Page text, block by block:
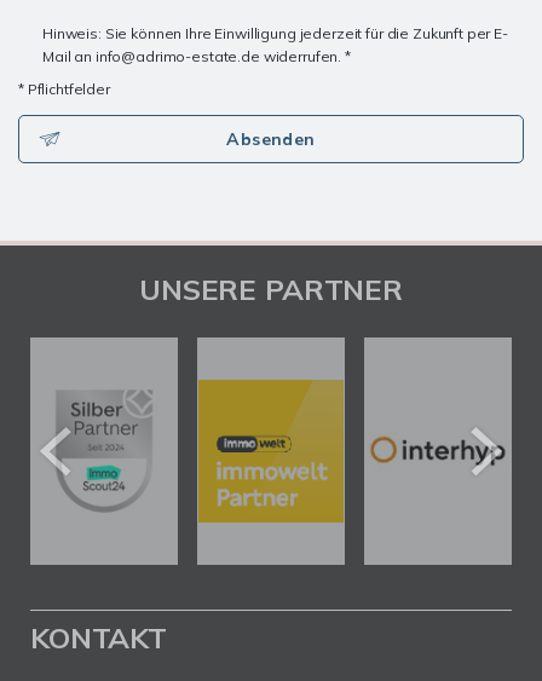
Hinweis: Sie können Ihre Einwilligung jederzeit für die Zukunft per E-
Mail an info@adrimo-estate.de widerrufen. *
* Pflichtfelder
Absenden
UNSERE PARTNER
KONTAKT